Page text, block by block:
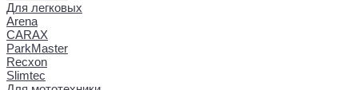
Для легковых
Arena
CARAX
ParkMaster
Recxon
Slimtec